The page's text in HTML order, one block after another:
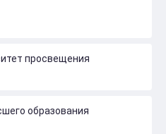
просвещения
образования